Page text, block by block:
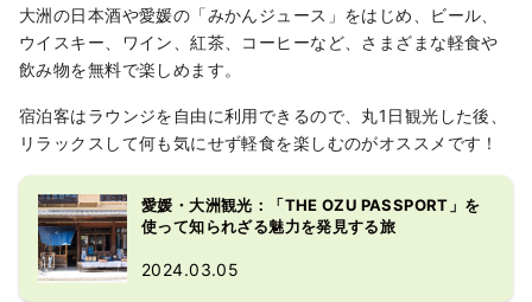
大洲の日本酒や愛媛の「みかんジュース」をはじめ、ビール、
ウイスキー、ワイン、紅茶、コーヒーなど、さまざまな軽食や
飲み物を無料で楽しめます。
宿泊客はラウンジを自由に利用できるので、丸1日観光した後、
リラックスして何も気にせず軽食を楽しむのがオススメです！
愛媛・大洲観光：「THE OZU PASSPORT」を
使って知られざる魅力を発見する旅
2024.03.05